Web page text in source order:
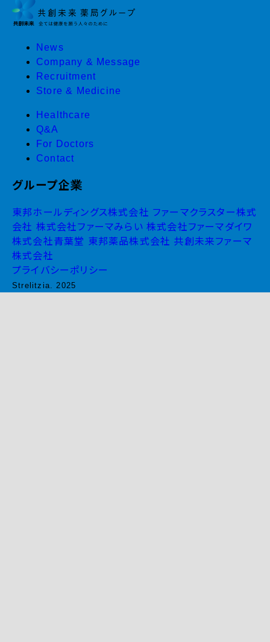
News
Company & Message
Recruitment
Store & Medicine
Healthcare
Q&A
For Doctors
Contact
グループ企業
東邦ホールディングス株式会社 ファーマクラスター株式
会社 株式会社ファーマみらい 株式会社ファーマダイワ
株式会社青葉堂 東邦薬品株式会社 共創未来ファーマ
株式会社
プライバシーポリシー
Strelitzia. 2025